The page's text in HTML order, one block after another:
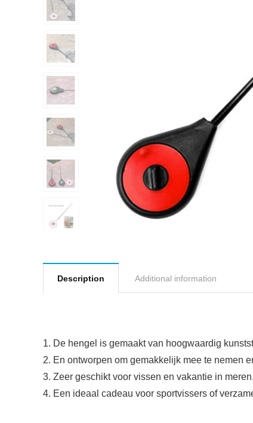
Description Additional information
1. De hengel is gemaakt van hoogwaardig
2. En ontworpen om gemakkelijk mee te nemen
3. Zeer geschikt voor vissen en vakantie in
4. Een ideaal cadeau voor sportvissers of